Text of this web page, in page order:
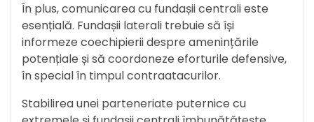
În plus, comunicarea cu fundașii centrali este
esențială. Fundașii laterali trebuie să își
informeze coechipierii despre amenințările
potențiale și să coordoneze eforturile defensive,
în special în timpul contraatacurilor.
Stabilirea unei parteneriate puternice cu